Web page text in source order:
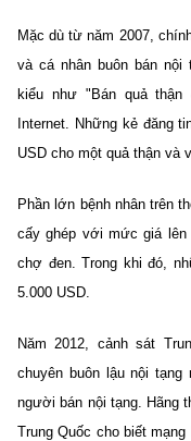
Mặc dù từ năm 2007,
và cá nhân buôn bán
kiểu như "Bán quả thận
Internet. Những kẻ đăng
USD cho một quả thận và
Phần lớn bệnh nhân trên
cấy ghép với mức giá
chợ đen. Trong khi đó,
5.000 USD.
Năm 2012, cảnh sát
chuyên buôn lậu nội
người bán nội tạng. Hãng
Trung Quốc cho biết